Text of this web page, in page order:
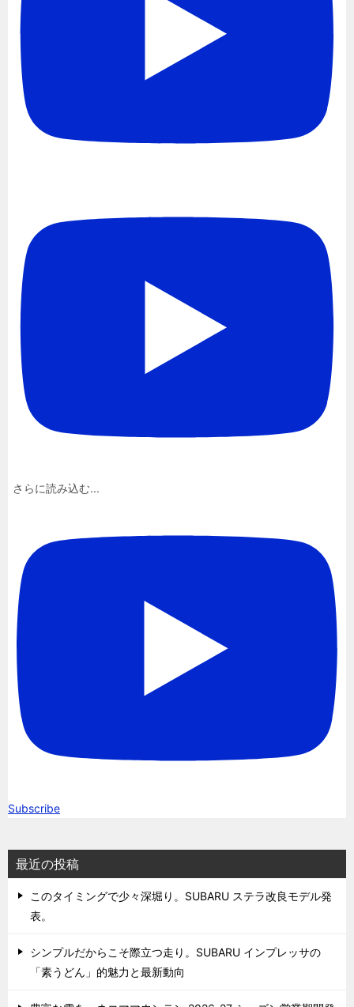
さらに読み込む...
Subscribe
最近の投稿
このタイミングで少々深堀り。SUBARU ステラ改良モデル発
表。
シンプルだからこそ際立つ走り。SUBARU インプレッサの
「素うどん」的魅力と最新動向